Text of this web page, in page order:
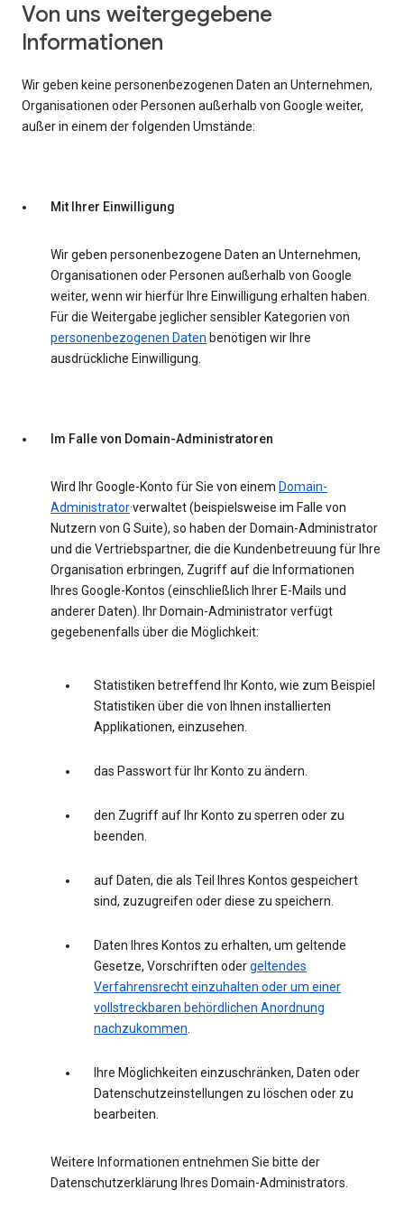
Von uns weitergegebene
Informationen
Wir geben keine personenbezogenen Daten an Unternehmen,
Organisationen oder Personen außerhalb von Google weiter,
außer in einem der folgenden Umstände:
Mit Ihrer Einwilligung
Wir geben personenbezogene Daten an Unternehmen,
Organisationen oder Personen außerhalb von Google
weiter, wenn wir hierfür Ihre Einwilligung erhalten haben.
Für die Weitergabe jeglicher sensibler Kategorien von
personenbezogenen Daten benötigen wir Ihre
ausdrückliche Einwilligung.
Im Falle von Domain-Administratoren
Wird Ihr Google-Konto für Sie von einem Domain-
Administrator·verwaltet (beispielsweise im Falle von
Nutzern von G Suite), so haben der Domain-Administrator
und die Vertriebspartner, die die Kundenbetreuung für Ihre
Organisation erbringen, Zugriff auf die Informationen
Ihres Google-Kontos (einschließlich Ihrer E-Mails und
anderer Daten). Ihr Domain-Administrator verfügt
gegebenenfalls über die Möglichkeit:
Statistiken betreffend Ihr Konto, wie zum Beispiel
Statistiken über die von Ihnen installierten
Applikationen, einzusehen.
das Passwort für Ihr Konto zu ändern.
den Zugriff auf Ihr Konto zu sperren oder zu
beenden.
auf Daten, die als Teil Ihres Kontos gespeichert
sind, zuzugreifen oder diese zu speichern.
Daten Ihres Kontos zu erhalten, um geltende
Gesetze, Vorschriften odergeltendes
Verfahrensrecht einzuhalten oder um einer
vollstreckbaren behördlichen Anordnung
nachzukommen.
Ihre Möglichkeiten einzuschränken, Daten oder
Datenschutzeinstellungen zu löschen oder zu
bearbeiten.
Weitere Informationen entnehmen Sie bitte der
Datenschutzerklärung Ihres Domain-Administrators.